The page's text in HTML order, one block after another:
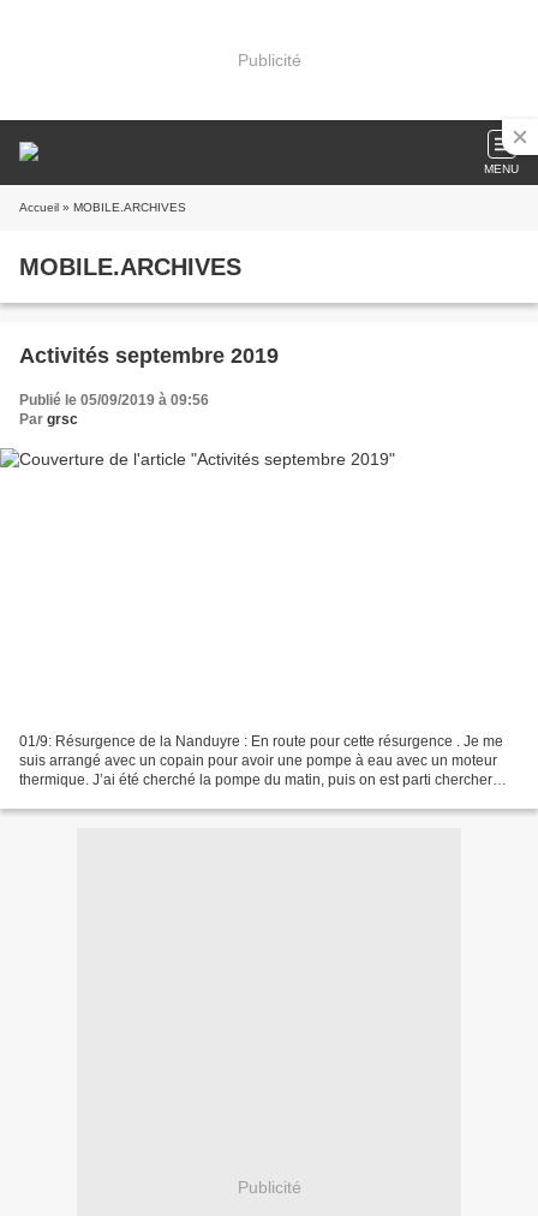
Publicité
MENU
Accueil » MOBILE.ARCHIVES
MOBILE.ARCHIVES
Activités septembre 2019
Publié le 05/09/2019 à 09:56
Par grsc
01/9: Résurgence de la Nanduyre : En route pour cette résurgence . Je me
suis arrangé avec un copain pour avoir une pompe à eau avec un moteur
thermique. J’ai été cherché la pompe du matin, puis on est parti chercher
Publicité